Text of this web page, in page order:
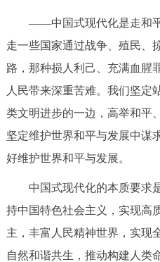
——中国式现代化是走和平
走一些国家通过战争、殖民、
路，那种损人利己、充满血腥
人民带来深重苦难。我们坚定
类文明进步的一边，高举和平
坚定维护世界和平与发展中谋
好维护世界和平与发展。
中国式现代化的本质要求
持中国特色社会主义，实现高
主，丰富人民精神世界，实现
自然和谐共生，推动构建人类